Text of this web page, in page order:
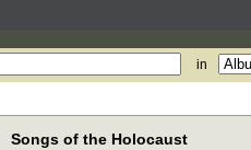
in
Songs of the Holocaust